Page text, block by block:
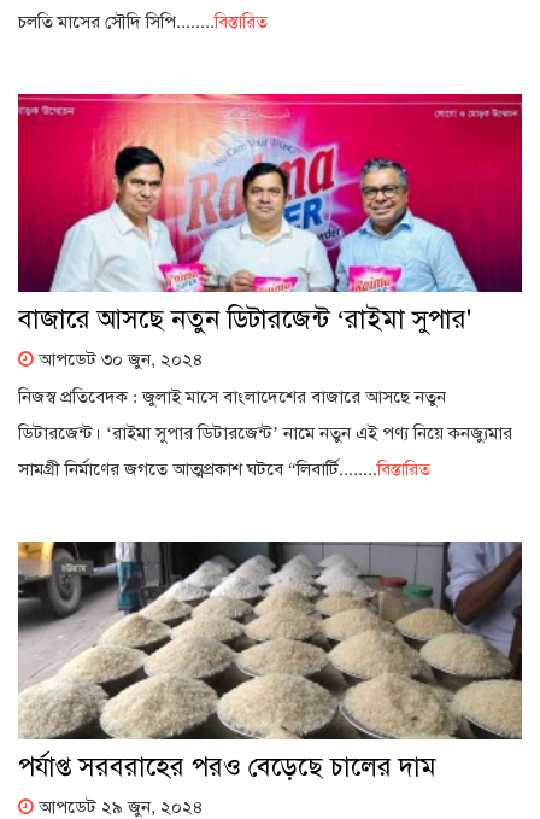
চলতি মাসের সৌদি সিপি........বিস্তারিত
বাজারে আসছে নতুন ডিটারজেন্ট ‘রাইমা সুপার'
আপডেট ৩০ জুন, ২০২৪
নিজস্ব প্রতিবেদক : জুলাই মাসে বাংলাদেশের বাজারে আসছে নতুন
ডিটারজেন্ট। ‘রাইমা সুপার ডিটারজেন্ট’ নামে নতুন এই পণ্য নিয়ে কনজ্যুমার
সামগ্রী নির্মাণের জগতে আত্মপ্রকাশ ঘটবে “লিবার্টি........বিস্তারিত
পর্যাপ্ত সরবরাহের পরও বেড়েছে চালের দাম
আপডেট ২৯ জুন, ২০২৪